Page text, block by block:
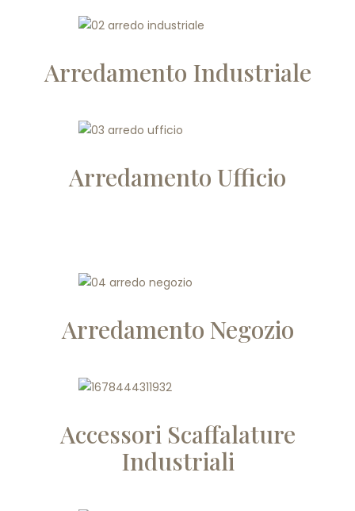
Arredamento Industriale
Arredamento Ufficio
Arredamento Negozio
Accessori Scaffalature
Industriali